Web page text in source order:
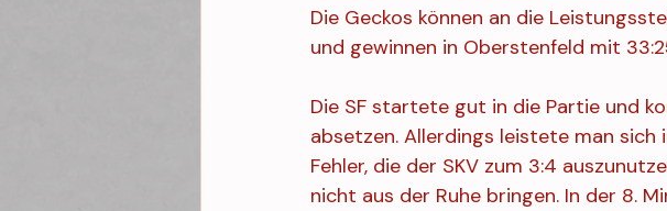
Veranstaltung 4 Veranstaltung Res.
Die Geckos können an die
und gewinnen in Oberstenfeld mit
Die SF startete gut in die Partie und
absetzen. Allerdings leistete man
Fehler, die der SKV zum 3:4
nicht aus der Ruhe bringen. In der 8.